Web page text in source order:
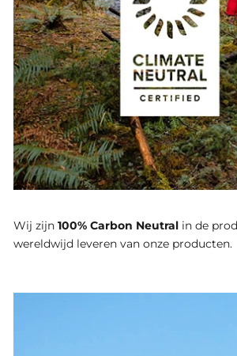
Wij zijn100% Carbon Neutral in de
wereldwijd leveren van onze producten.